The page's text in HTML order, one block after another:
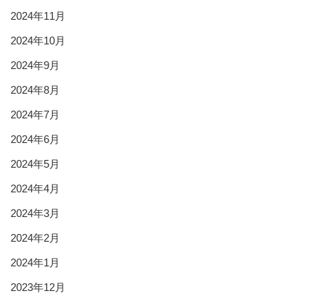
2024年11月
2024年10月
2024年9月
2024年8月
2024年7月
2024年6月
2024年5月
2024年4月
2024年3月
2024年2月
2024年1月
2023年12月